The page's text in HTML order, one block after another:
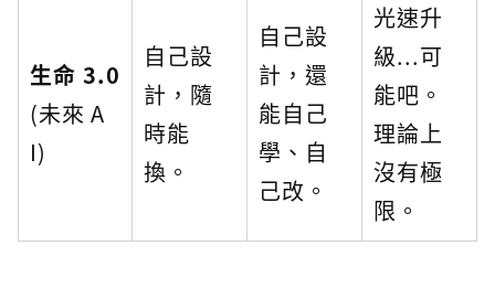
生命 3.0
(未來 A
I)
自己設
計，隨
時能
換。
自己設
計，還
能自己
學、自
己改。
光速升
級...可
能吧。
理論上
沒有極
限。